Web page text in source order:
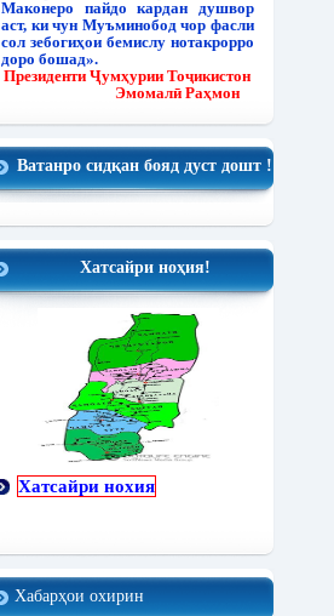
Маконеро пайдо кардан душвор
аст, ки чун Муъминобод чор фасли
сол зебогиҳои бемислу нотакрорро
доро бошад».
Президенти Ҷумҳурии Тоҷикистон
Эмомалӣ Раҳмон
Ватанро сидқан бояд дуст дошт !
Хатсайри ноҳия!
Хатсайри нохия
Хабарҳои охирин